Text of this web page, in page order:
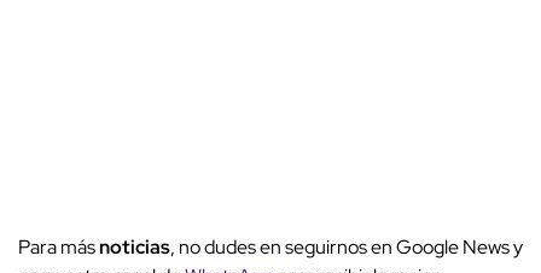
Para másnoticias, no dudes en seguirnos en Google News y